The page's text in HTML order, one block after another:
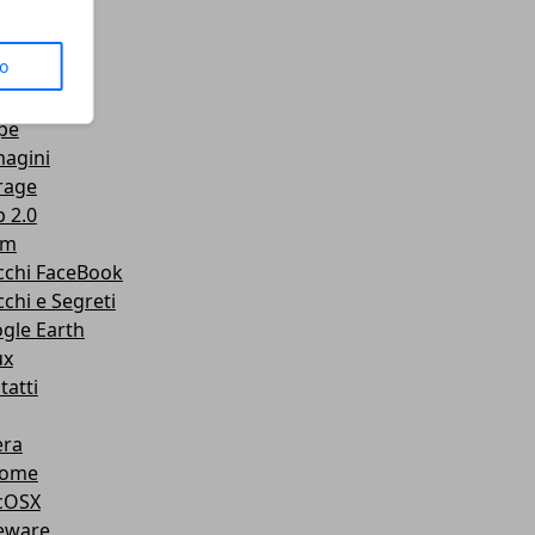
2.0
FaceBook
e Segreti
Earth